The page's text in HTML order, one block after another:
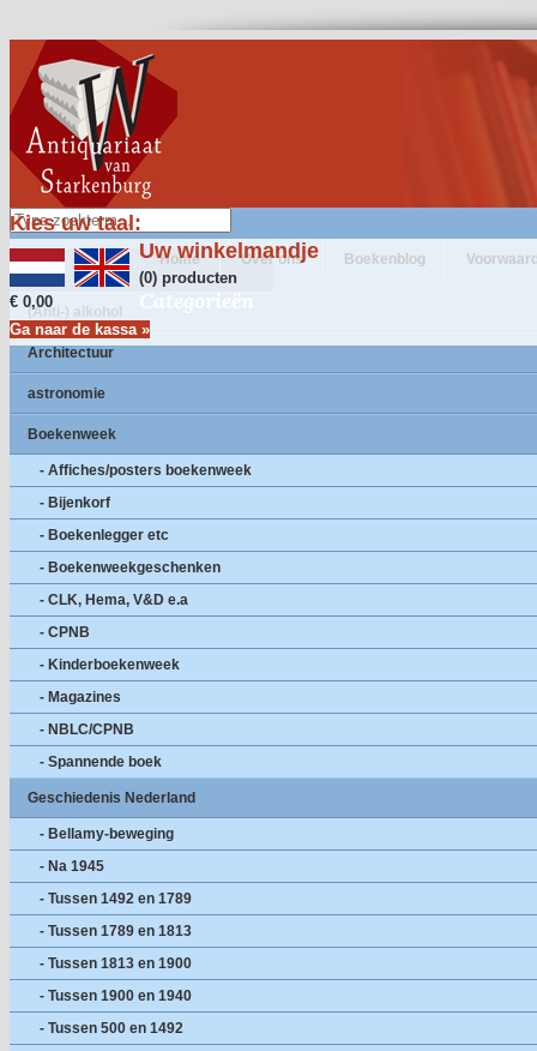
Kies uw taal:
Uw winkelmandje
(0) producten
€ 0,00
Ga naar de kassa »
Home Over ons Boekenblog
Categorieën
(Anti-) alkohol
Architectuur
astronomie
Boekenweek
- Affiches/posters boekenweek
- Bijenkorf
- Boekenlegger etc
- Boekenweekgeschenken
- CLK, Hema, V&D e.a
- CPNB
- Kinderboekenweek
- Magazines
- NBLC/CPNB
- Spannende boek
Geschiedenis Nederland
- Bellamy-beweging
- Na 1945
- Tussen 1492 en 1789
- Tussen 1789 en 1813
- Tussen 1813 en 1900
- Tussen 1900 en 1940
- Tussen 500 en 1492